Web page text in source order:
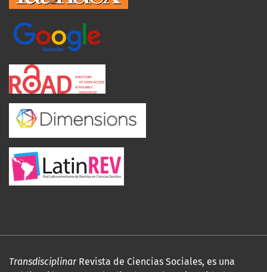
TransdisciplinarRevista de Ciencias Sociales, es una